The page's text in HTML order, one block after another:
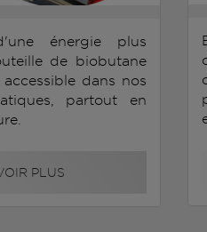
énergie plus
de biobutane
dans nos
partout en
PLUS